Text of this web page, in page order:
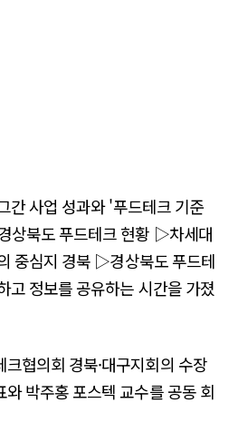
간 사업 성과와 '푸드테크 기준
상북도 푸드테크 현황 ▷차세대
중심지 경북 ▷경상북도 푸드테
고 정보를 공유하는 시간을 가졌
협의회 경북·대구지회의 수장
박주홍 포스텍 교수를 공동 회